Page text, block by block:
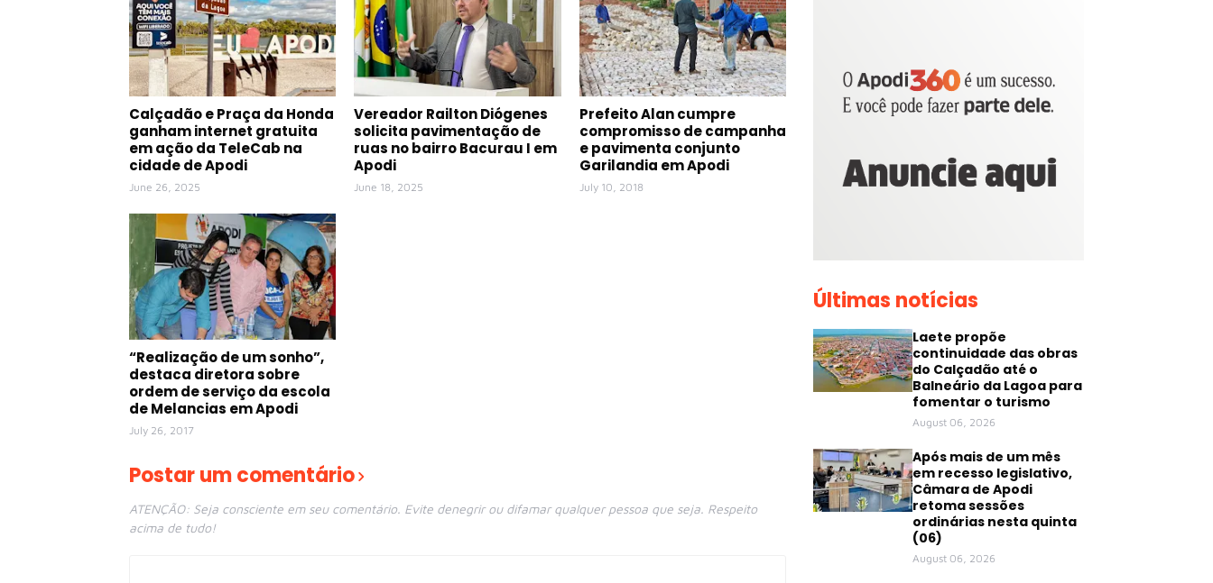
Calçadão e Praça da Honda
ganham internet gratuita
em ação da TeleCab na
cidade de Apodi
June 26, 2025
Vereador Railton Diógenes
solicita pavimentação de
ruas no bairro Bacurau I em
Apodi
June 18, 2025
Prefeito Alan cumpre
compromisso de campanha
e pavimenta conjunto
Garilandia em Apodi
July 10, 2018
“Realização de um sonho”,
destaca diretora sobre
ordem de serviço da escola
de Melancias em Apodi
July 26, 2017
Postar um comentário
ATENÇÃO: Seja consciente em seu comentário. Evite denegrir ou difamar qualquer pessoa que seja. Respeito
acima de tudo!
Últimas notícias
Laete propõe
continuidade das obras
do Calçadão até o
Balneário da Lagoa para
fomentar o turismo
August 06, 2026
Após mais de um mês
em recesso legislativo,
Câmara de Apodi
retoma sessões
ordinárias nesta quinta
(06)
August 06, 2026